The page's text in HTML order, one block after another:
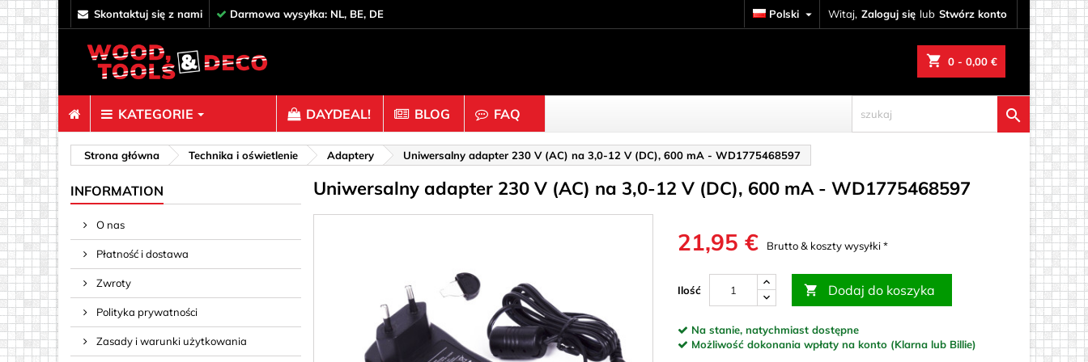
skontaktuj się z nami Darmowa wysyłka: NL, BE, DE Witaj, Zaloguj się lub Stwórz konto
Polski 
shopping_cart 0 - 0,00 €
KATEGORIE
Łączniki
Dekoracja
Elementy dystansowe
Nakrętek rampowych (nakrętki
wkręcane)
Drewno & Korek
Czapki & Guziki
Dyski
Ozdoby & Rzeźby w drewnie
Patyki & Klocki
DAYDEAL! BLOG FAQ 
Strona główna Technika i oświetlenie Adaptery Uniwersalny adapter 230 V (AC) na 3,0-12 V (DC), 600 mA - WD1775468597
INFORMATION
O nas
Płatność i dostawa
Zwroty
Polityka prywatności
Zasady i warunki użytkowania
Uniwersalny adapter 230 V (AC) na 3,0-12 V (DC), 600 mA - WD1775468597
21,95 € Brutto & koszty wysyłki *
Ilość  Dodaj do koszyka
Na stanie, natychmiast dostępne
Możliwość dokonania wpłaty na konto (Klarna lub Billie)